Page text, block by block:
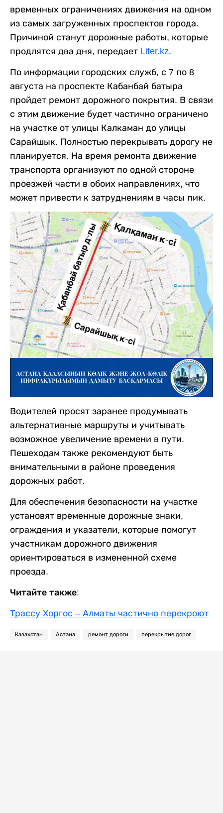
временных ограничениях движения на одном
из самых загруженных проспектов города.
Причиной станут дорожные работы, которые
продлятся два дня, передает Liter.kz.
По информации городских служб, с 7 по 8
августа на проспекте Кабанбай батыра
пройдет ремонт дорожного покрытия. В связи
с этим движение будет частично ограничено
на участке от улицы Калкаман до улицы
Сарайшык. Полностью перекрывать дорогу не
планируется. На время ремонта движение
транспорта организуют по одной стороне
проезжей части в обоих направлениях, что
может привести к затруднениям в часы пик.
Водителей просят заранее продумывать
альтернативные маршруты и учитывать
возможное увеличение времени в пути.
Пешеходам также рекомендуют быть
внимательными в районе проведения
дорожных работ.
Для обеспечения безопасности на участке
установят временные дорожные знаки,
ограждения и указатели, которые помогут
участникам дорожного движения
ориентироваться в измененной схеме
проезда.
Читайте также:
Трассу Хоргос – Алматы частично перекроют
Казахстан Астана ремонт дороги перекрытие дорог